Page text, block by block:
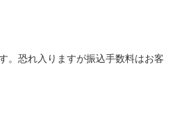
。恐れ入りますが振込手数料はお客